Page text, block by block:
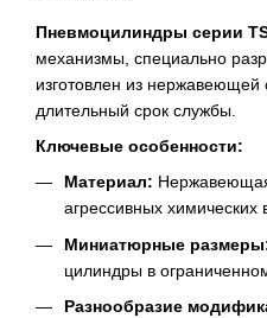
Пневмоцилиндры серии
механизмы, специально
изготовлен из нержавеющей
длительный срок службы.
Ключевые особенности:
Материал: Нержавеющая
агрессивных химических
Миниатюрные
цилиндры в
Разнообразие